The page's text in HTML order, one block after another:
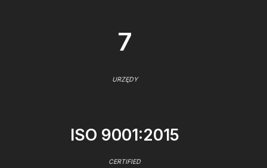
7
URZĘDY
ISO 9001:2015
CERTIFIED